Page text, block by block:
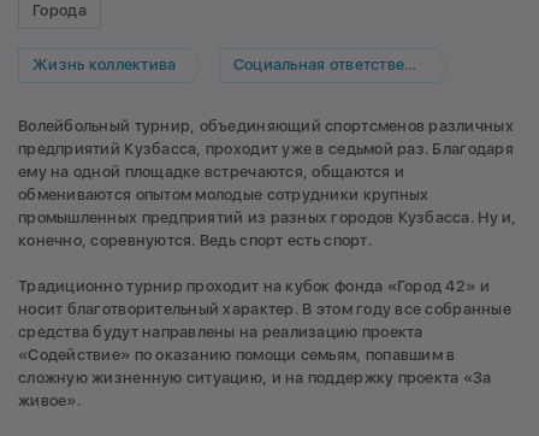
Города
Жизнь коллектива Социальная ответственность
Волейбольный турнир, объединяющий спортсменов различных
предприятий Кузбасса, проходит уже в седьмой раз. Благодаря
ему на одной площадке встречаются, общаются и
обмениваются опытом молодые сотрудники крупных
промышленных предприятий из разных городов Кузбасса. Ну и,
конечно, соревнуются. Ведь спорт есть спорт.
Традиционно турнир проходит на кубок фонда «Город 42» и
носит благотворительный характер. В этом году все собранные
средства будут направлены на реализацию проекта
«Содействие» по оказанию помощи семьям, попавшим в
сложную жизненную ситуацию, и на поддержку проекта «За
живое».